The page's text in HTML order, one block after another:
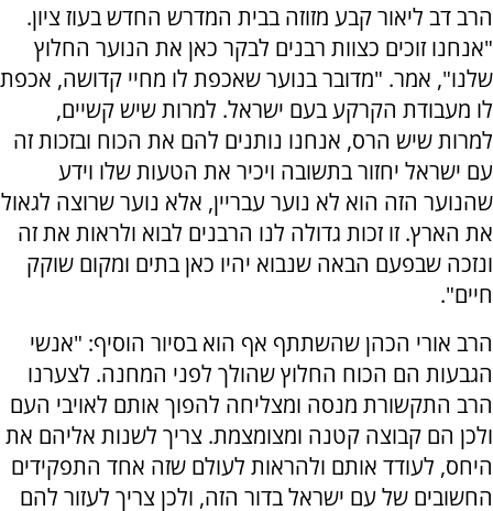
הרב דב ליאור קבע מזוזה בבית המדרש החדש בעוז ציון.
"אנחנו זוכים כצוות רבנים לבקר כאן את הנוער החלוץ
שלנו", אמר. "מדובר בנוער שאכפת לו מחיי קדושה, אכפת
לו מעבודת הקרקע בעם ישראל. למרות שיש קשיים,
למרות שיש הרס, אנחנו נותנים להם את הכוח ובזכות זה
עם ישראל יחזור בתשובה ויכיר את הטעות שלו וידע
שהנוער הזה הוא לא נוער עבריין, אלא נוער שרוצה לגאול
את הארץ. זו זכות גדולה לנו הרבנים לבוא ולראות את זה
ונזכה שבפעם הבאה שנבוא יהיו כאן בתים ומקום שוקק
חיים".
הרב אורי הכהן שהשתתף אף הוא בסיור הוסיף: "אנשי
הגבעות הם הכוח החלוץ שהולך לפני המחנה. לצערנו
הרב התקשורת מנסה ומצליחה להפוך אותם לאויבי העם
ולכן הם קבוצה קטנה ומצומצמת. צריך לשנות אליהם את
היחס, לעודד אותם ולהראות לעולם שזה אחד התפקידים
החשובים של עם ישראל בדור הזה, ולכן צריך לעזור להם